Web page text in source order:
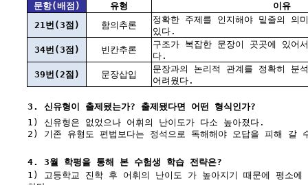
문항(배점)
유형
이유
21번(3점)
함의추론
정확한 주제를 인지해야 밑줄의 의
있다.
34번(3점)
빈칸추론
구조가 복잡한 문장이 곳곳에 있어
다.
39번(2점)
문장삽입
문장과의 논리적 관계를 정확히 분
어려웠다.
3. 신유형이 출제됐는가? 출제됐다면 어떤 형식인가?
1) 신유형은 없었으나 어휘의 난이도가 다소 높아졌다.
2) 기존 유형도 편법보다는 정석으로 독해해야 오답을 피해 갈
4. 3월 학평을 통해 본 수험생 학습 전략은?
1) 고등학교 진학 후 어휘의 난이도 가 높아지기 때문에 평소에